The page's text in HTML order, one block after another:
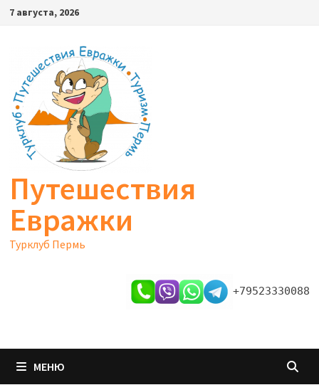
Перейти
содержимому
7 августа, 2026
Путешествия
Евражки
Турклуб Пермь
+79523330088
МЕНЮ